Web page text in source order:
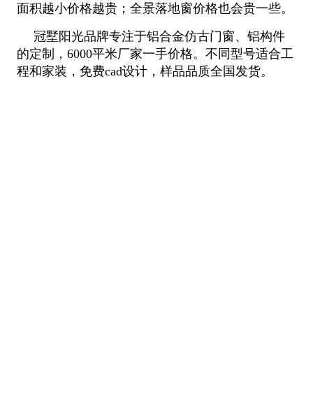
面积越小价格越贵；全景落地窗价格也会贵一些。
冠墅阳光品牌专注于铝合金仿古门窗、铝构件
的定制，6000平米厂家一手价格。不同型号适合工
程和家装，免费cad设计，样品品质全国发货。